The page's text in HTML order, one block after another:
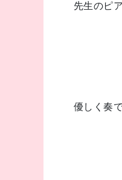
先生のピ
優しく奏